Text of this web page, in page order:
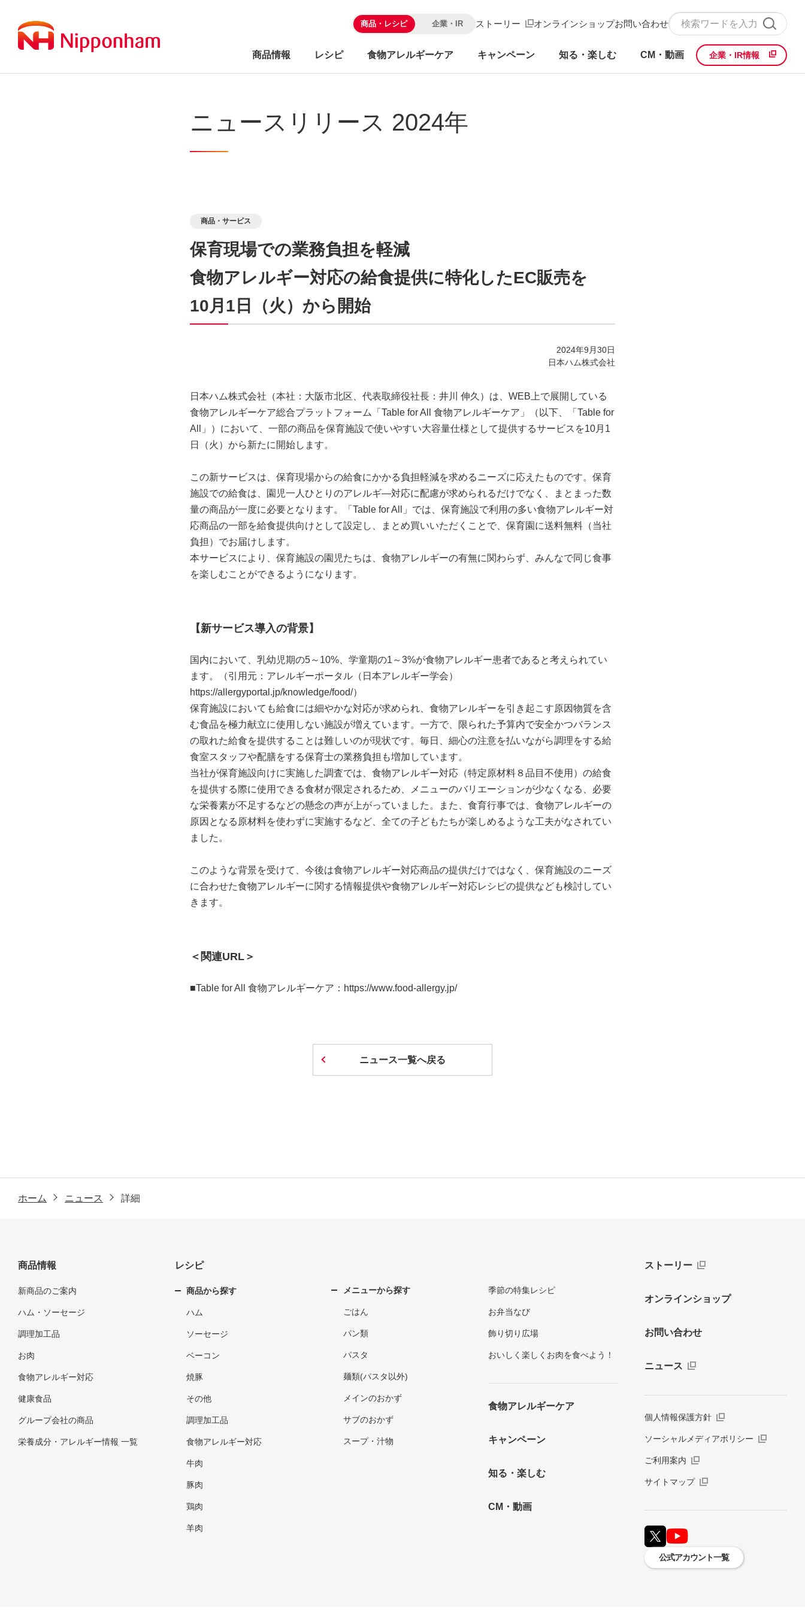
商品・レシピ 企業・IR ストーリー オンラインショップお問い合わせ
商品情報 レシピ 食物アレルギーケア キャンペーン 知る・楽しむ CM・動画 企業・IR情報
ニュースリリース 2024年
商品・サービス
保育現場での業務負担を軽減
食物アレルギー対応の給食提供に特化したEC販売を
10月1日（火）から開始
2024年9月30日
日本ハム株式会社
日本ハム株式会社（本社：大阪市北区、代表取締役社長：井川 伸久）は、WEB上で展開している
食物アレルギーケア総合プラットフォーム「Table for All 食物アレルギーケア」（以下、「Table for
All」）において、一部の商品を保育施設で使いやすい大容量仕様として提供するサービスを10月1
日（火）から新たに開始します。
この新サービスは、保育現場からの給食にかかる負担軽減を求めるニーズに応えたものです。保育
施設での給食は、園児一人ひとりのアレルギ―対応に配慮が求められるだけでなく、まとまった数
量の商品が一度に必要となります。「Table for All」では、保育施設で利用の多い食物アレルギー対
応商品の一部を給食提供向けとして設定し、まとめ買いいただくことで、保育園に送料無料（当社
負担）でお届けします。
本サービスにより、保育施設の園児たちは、食物アレルギーの有無に関わらず、みんなで同じ食事
を楽しむことができるようになります。
【新サービス導入の背景】
国内において、乳幼児期の5～10%、学童期の1～3%が食物アレルギー患者であると考えられてい
ます。（引用元：アレルギーポータル（日本アレルギー学会）
https://allergyportal.jp/knowledge/food/）
保育施設においても給食には細やかな対応が求められ、食物アレルギーを引き起こす原因物質を含
む食品を極力献立に使用しない施設が増えています。一方で、限られた予算内で安全かつバランス
の取れた給食を提供することは難しいのが現状です。毎日、細心の注意を払いながら調理をする給
食室スタッフや配膳をする保育士の業務負担も増加しています。
当社が保育施設向けに実施した調査では、食物アレルギー対応（特定原材料８品目不使用）の給食
を提供する際に使用できる食材が限定されるため、メニューのバリエーションが少なくなる、必要
な栄養素が不足するなどの懸念の声が上がっていました。また、食育行事では、食物アレルギーの
原因となる原材料を使わずに実施するなど、全ての子どもたちが楽しめるような工夫がなされてい
ました。
このような背景を受けて、今後は食物アレルギー対応商品の提供だけではなく、保育施設のニーズ
に合わせた食物アレルギーに関する情報提供や食物アレルギー対応レシピの提供なども検討してい
きます。
＜関連URL＞
■Table for All 食物アレルギーケア： https://www.food-allergy.jp/
ニュース一覧へ戻る
ホーム ニュース 詳細
商品情報
新商品のご案内
ハム・ソーセージ
調理加工品
お肉
食物アレルギー対応
健康食品
グループ会社の商品
栄養成分・アレルギー情報 一覧
レシピ
商品から探す
ハム
ソーセージ
ベーコン
焼豚
その他
調理加工品
食物アレルギー対応
牛肉
豚肉
鶏肉
羊肉
メニューから探す
ごはん
パン類
パスタ
麺類(パスタ以外)
メインのおかず
サブのおかず
スープ・汁物
季節の特集レシピ
お弁当なび
飾り切り広場
おいしく楽しくお肉を食べよう！
食物アレルギーケア
キャンペーン
知る・楽しむ
CM・動画
ストーリー
オンラインショップ
お問い合わせ
ニュース
個人情報保護方針
ソーシャルメディアポリシー
ご利用案内
サイトマップ
公式アカウント一覧